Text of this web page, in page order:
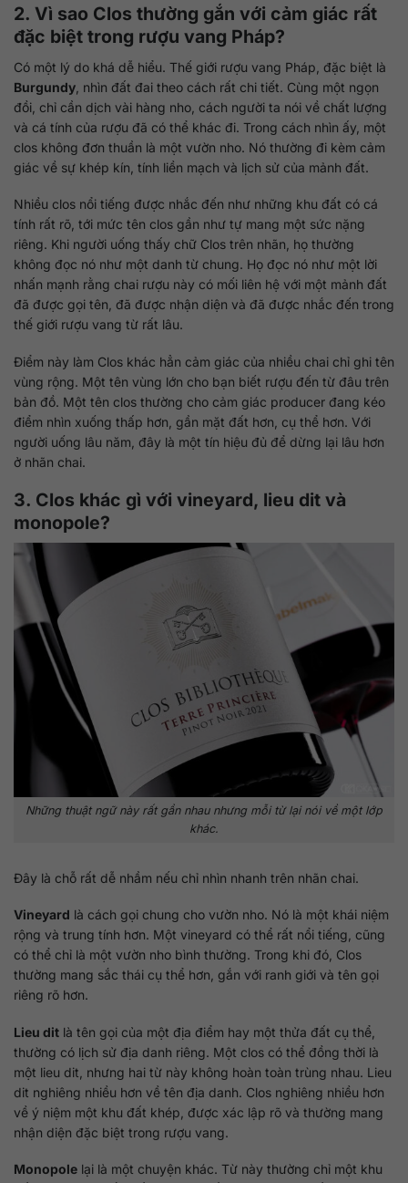
2. Vì sao Clos thường gắn với cảm giác rất
đặc biệt trong rượu vang Pháp?
Có một lý do khá dễ hiểu. Thế giới rượu vang Pháp, đặc biệt là
Burgundy , nhìn đất đai theo cách rất chi tiết. Cùng một ngọn
đồi, chỉ cần dịch vài hàng nho, cách người ta nói về chất lượng
và cá tính của rượu đã có thể khác đi. Trong cách nhìn ấy, một
clos không đơn thuần là một vườn nho. Nó thường đi kèm cảm
giác về sự khép kín, tính liền mạch và lịch sử của mảnh đất.
Nhiều clos nổi tiếng được nhắc đến như những khu đất có cá
tính rất rõ, tới mức tên clos gần như tự mang một sức nặng
riêng. Khi người uống thấy chữ Clos trên nhãn, họ thường
không đọc nó như một danh từ chung. Họ đọc nó như một lời
nhấn mạnh rằng chai rượu này có mối liên hệ với một mảnh đất
đã được gọi tên, đã được nhận diện và đã được nhắc đến trong
thế giới rượu vang từ rất lâu.
Điểm này làm Clos khác hẳn cảm giác của nhiều chai chỉ ghi tên
vùng rộng. Một tên vùng lớn cho bạn biết rượu đến từ đâu trên
bản đồ. Một tên clos thường cho cảm giác producer đang kéo
điểm nhìn xuống thấp hơn, gần mặt đất hơn, cụ thể hơn. Với
người uống lâu năm, đây là một tín hiệu đủ để dừng lại lâu hơn
ở nhãn chai.
3. Clos khác gì với vineyard, lieu dit và
monopole?
Những thuật ngữ này rất gần nhau nhưng mỗi từ lại nói về một lớp
khác.
Đây là chỗ rất dễ nhầm nếu chỉ nhìn nhanh trên nhãn chai.
Vineyard là cách gọi chung cho vườn nho. Nó là một khái niệm
rộng và trung tính hơn. Một vineyard có thể rất nổi tiếng, cũng
có thể chỉ là một vườn nho bình thường. Trong khi đó, Clos
thường mang sắc thái cụ thể hơn, gắn với ranh giới và tên gọi
riêng rõ hơn.
Lieu dit là tên gọi của một địa điểm hay một thửa đất cụ thể,
thường có lịch sử địa danh riêng. Một clos có thể đồng thời là
một lieu dit, nhưng hai từ này không hoàn toàn trùng nhau. Lieu
dit nghiêng nhiều hơn về tên địa danh. Clos nghiêng nhiều hơn
về ý niệm một khu đất khép, được xác lập rõ và thường mang
nhận diện đặc biệt trong rượu vang.
Monopole lại là một chuyện khác. Từ này thường chỉ một khu